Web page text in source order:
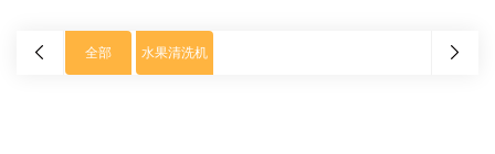
全部 水果清洗机